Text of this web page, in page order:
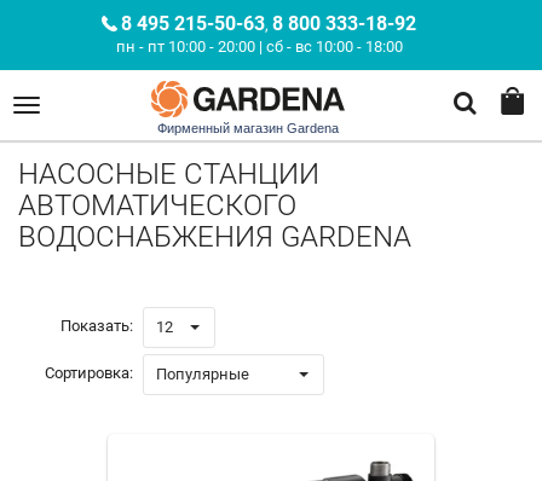
8 495 215-50-63, 8 800 333-18-92
пн - пт 10:00 - 20:00 | сб - вс 10:00 - 18:00
Фирменный магазин Gardena
НАСОСНЫЕ СТАНЦИИ
АВТОМАТИЧЕСКОГО
ВОДОСНАБЖЕНИЯ GARDENA
Показать: 12
Сортировка: Популярные